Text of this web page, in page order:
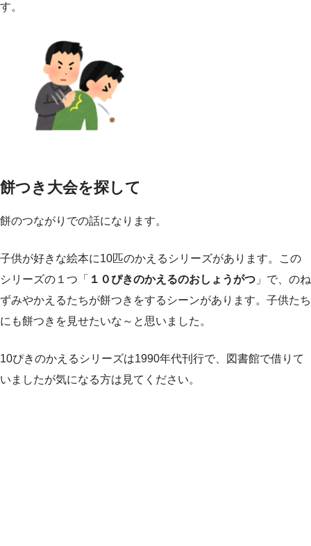
す。
餅つき大会を探して
餅のつながりでの話になります。
子供が好きな絵本に10匹のかえるシリーズがあります。この
シリーズの１つ「 １０ぴきのかえるのおしょうがつ 」で、のね
ずみやかえるたちが餅つきをするシーンがあります。子供たち
にも餅つきを見せたいな～と思いました。
10ぴきのかえるシリーズは1990年代刊行で、図書館で借りて
いましたが気になる方は見てください。